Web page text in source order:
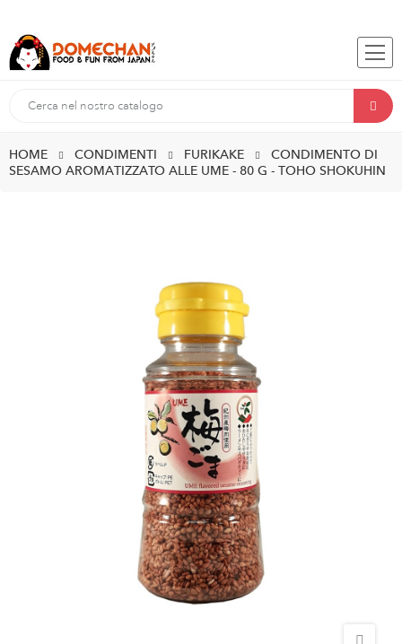
HOME CONDIMENTI FURIKAKE
CONDIMENTO DI
SESAMO AROMATIZZATO ALLE UME - 80 G - TOHO SHOKUHIN